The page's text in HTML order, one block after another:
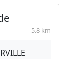
5.8 km